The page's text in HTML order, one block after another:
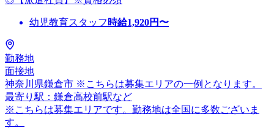
幼児教育スタッフ 時給1,920円〜
勤務地
面接地
神奈川県鎌倉市 ※こちらは募集エリアの一例となります。
最寄り駅：鎌倉高校前駅など
※こちらは募集エリアです。勤務地は全国に多数ございま
す。